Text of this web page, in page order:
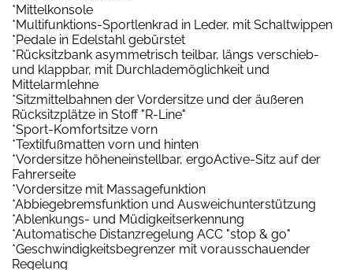
*Mittelkonsole
*Multifunktions-Sportlenkrad in Leder, mit Schaltwippen
*Pedale in Edelstahl gebürstet
*Rücksitzbank asymmetrisch teilbar, längs verschieb-
und klappbar, mit Durchlademöglichkeit und
Mittelarmlehne
*Sitzmittelbahnen der Vordersitze und der äußeren
Rücksitzplätze in Stoff "R-Line"
*Sport-Komfortsitze vorn
*Textilfußmatten vorn und hinten
*Vordersitze höheneinstellbar, ergoActive-Sitz auf der
Fahrerseite
*Vordersitze mit Massagefunktion
*Abbiegebremsfunktion und Ausweichunterstützung
*Ablenkungs- und Müdigkeitserkennung
*Automatische Distanzregelung ACC "stop & go"
*Geschwindigkeitsbegrenzer mit vorausschauender
Regelung